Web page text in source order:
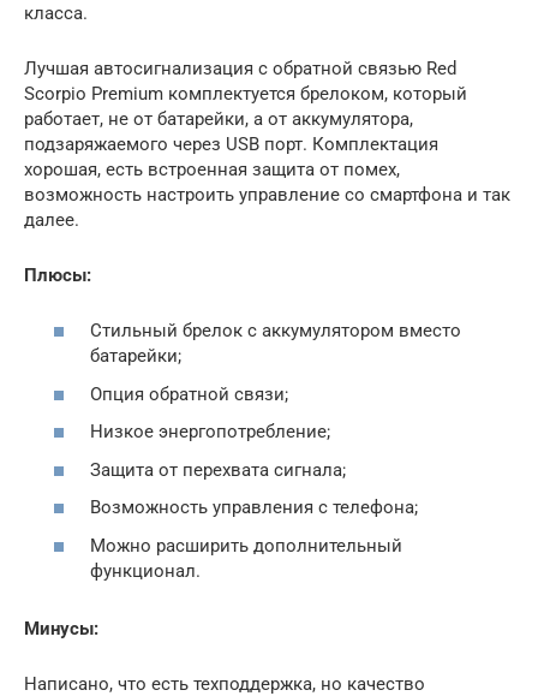
класса.
Лучшая автосигнализация с обратной связью Red
Scorpio Premium комплектуется брелоком, который
работает, не от батарейки, а от аккумулятора,
подзаряжаемого через USB порт. Комплектация
хорошая, есть встроенная защита от помех,
возможность настроить управление со смартфона и так
далее.
Плюсы:
Стильный брелок с аккумулятором вместо
батарейки;
Опция обратной связи;
Низкое энергопотребление;
Защита от перехвата сигнала;
Возможность управления с телефона;
Можно расширить дополнительный
функционал.
Минусы:
Написано, что есть техподдержка, но качество